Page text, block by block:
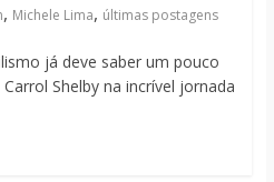
, Michele Lima, últimas postagens
já deve saber um pouco
Shelby na incrível jornada